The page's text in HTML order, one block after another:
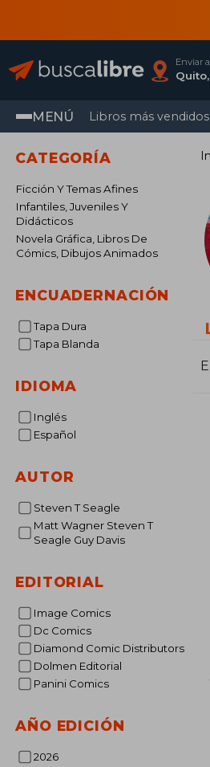
Enviar a
MENÚ Libros más vendidos
CATEGORÍA
Ficción Y Temas Afines
Infantiles, Juveniles Y
Didácticos
Novela Gráfica, Libros De
Cómics, Dibujos Animados
ENCUADERNACIÓN
Tapa Dura
Tapa Blanda
IDIOMA
Inglés
Español
AUTOR
Steven T Seagle
Matt Wagner Steven T
Seagle Guy Davis
EDITORIAL
Image Comics
Dc Comics
Diamond Comic Distributors
Dolmen Editorial
Panini Comics
AÑO EDICIÓN
2026